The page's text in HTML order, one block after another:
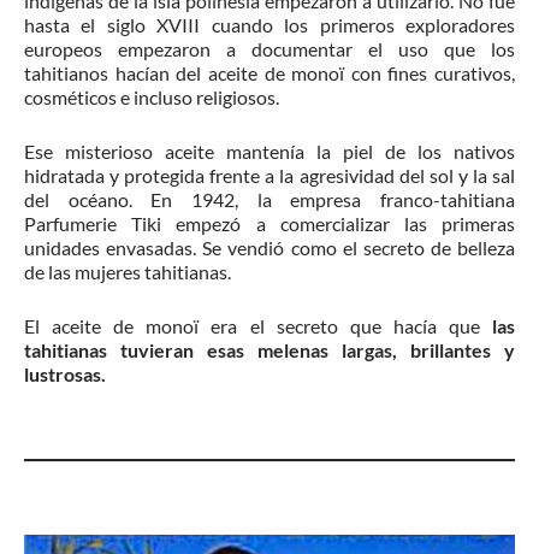
hasta el siglo XVIII cuando los primeros exploradores
europeos empezaron a documentar el uso que los
tahitianos hacían del aceite de monoï con fines curativos,
cosméticos e incluso religiosos.
Ese misterioso aceite mantenía la piel de los nativos
hidratada y protegida frente a la agresividad del sol y la sal
del océano. En 1942, la empresa franco-tahitiana
Parfumerie Tiki empezó a comercializar las primeras
unidades envasadas. Se vendió como el secreto de belleza
de las mujeres tahitianas.
El aceite de monoï era el secreto que hacía quelas
tahitianas tuvieran esas melenas largas, brillantes y
lustrosas.